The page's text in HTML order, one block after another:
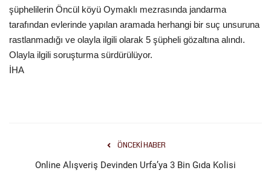
Galeriler
Yaşam
Kültür Sanat
şüphelilerin Öncül köyü Oymaklı mezrasında jandarma
tarafından evlerinde yapılan aramada herhangi bir suç unsuruna
rastlanmadığı ve olayla ilgili olarak 5 şüpheli gözaltına alındı.
Olayla ilgili soruşturma sürdürülüyor.
İHA
ÖNCEKI HABER
Online Alışveriş Devinden Urfa’ya 3 Bin Gıda Kolisi